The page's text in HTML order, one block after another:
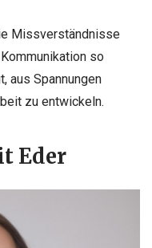
Missverständnisse
so
aus Spannungen
zu entwickeln.
Eder